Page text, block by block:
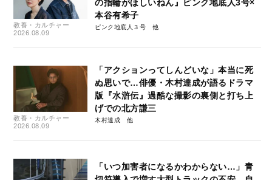
教養・カルチャー
2026.08.09
の指輪がほしいねん』ピンク地底人3号×
本谷有希子
ピンク地底人３号
教養・カルチャー
2026.08.09
「アクションってしんどいな」本当に死
ぬ思いで…俳優・木村達成が語るドラマ
版『水滸伝』過酷な撮影の裏側と打ち上
げでの北方謙三
木村達成
「いつ加害者になるかわからない…」青